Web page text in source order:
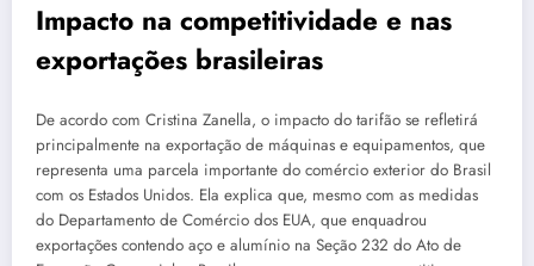
Impacto na competitividade e nas
exportações brasileiras
De acordo com Cristina Zanella, o impacto do tarifão se refletirá
principalmente na exportação de máquinas e equipamentos, que
representa uma parcela importante do comércio exterior do Brasil
com os Estados Unidos. Ela explica que, mesmo com as medidas
do Departamento de Comércio dos EUA, que enquadrou
exportações contendo aço e alumínio na Seção 232 do Ato de